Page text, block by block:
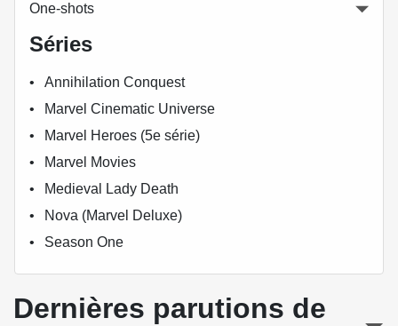
One-shots
Séries
Annihilation Conquest
Marvel Cinematic Universe
Marvel Heroes (5e série)
Marvel Movies
Medieval Lady Death
Nova (Marvel Deluxe)
Season One
Dernières parutions de